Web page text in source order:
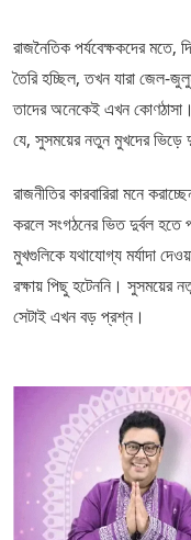
রাজনৈতিক পর্যবেক্ষকদের মতে,
তৈরি হচ্ছিল, তখন যারা জেল-
তাদের অনেকেই এখন
যে, সুসময়ের নতুন মুখদের ভিড়ে
রাজনীতির কারবারিরা মনে
করলে সংগঠনের ভিত দুর্বল হতে
মুখগুলিকে যথাযোগ্য মর্যাদা
রক্ষায় পিছু হটেননি। সুসময়ের
সেটাই এখন বড় প্রশ্ন।